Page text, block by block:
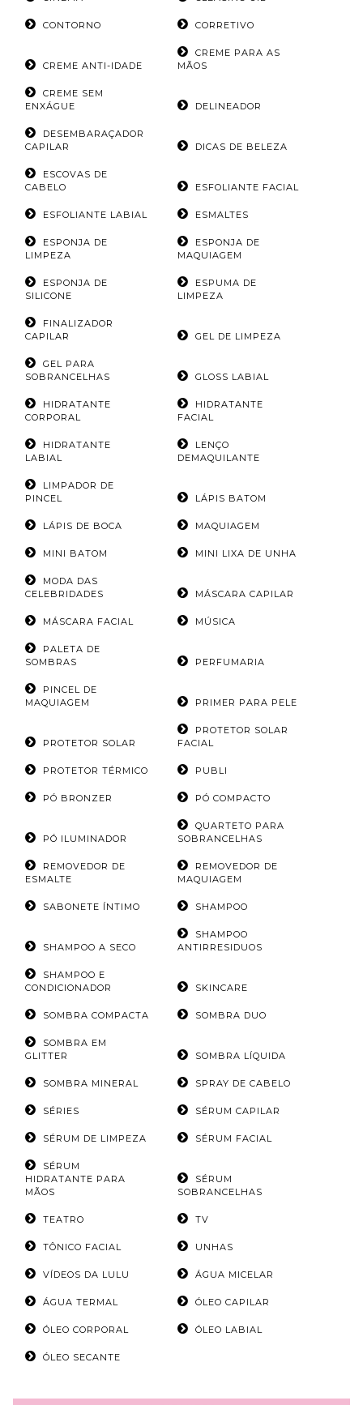
CONTORNO CORRETIVO
CREME ANTI-IDADE
CREME PARA AS
MÃOS
CREME SEM
ENXÁGUE
DELINEADOR
DESEMBARAÇADOR
CAPILAR
DICAS DE BELEZA
ESCOVAS DE
CABELO
ESFOLIANTE FACIAL
ESFOLIANTE LABIAL ESMALTES
ESPONJA DE
LIMPEZA
ESPONJA DE
MAQUIAGEM
ESPONJA DE
SILICONE
ESPUMA DE
LIMPEZA
FINALIZADOR
CAPILAR
GEL DE LIMPEZA
GEL PARA
SOBRANCELHAS
GLOSS LABIAL
HIDRATANTE
CORPORAL
HIDRATANTE
FACIAL
HIDRATANTE
LABIAL
LENÇO
DEMAQUILANTE
LIMPADOR DE
PINCEL
LÁPIS BATOM
LÁPIS DE BOCA MAQUIAGEM
MINI BATOM MINI LIXA DE UNHA
MODA DAS
CELEBRIDADES
MÁSCARA CAPILAR
MÁSCARA FACIAL MÚSICA
PALETA DE
SOMBRAS
PERFUMARIA
PINCEL DE
MAQUIAGEM
PRIMER PARA PELE
PROTETOR SOLAR
PROTETOR SOLAR
FACIAL
PROTETOR TÉRMICO PUBLI
PÓ BRONZER PÓ COMPACTO
PÓ ILUMINADOR
QUARTETO PARA
SOBRANCELHAS
REMOVEDOR DE
ESMALTE
REMOVEDOR DE
MAQUIAGEM
SABONETE ÍNTIMO SHAMPOO
SHAMPOO A SECO
SHAMPOO
ANTIRRESIDUOS
SHAMPOO E
CONDICIONADOR
SKINCARE
SOMBRA COMPACTA SOMBRA DUO
SOMBRA EM
GLITTER
SOMBRA LÍQUIDA
SOMBRA MINERAL SPRAY DE CABELO
SÉRIES SÉRUM CAPILAR
SÉRUM DE LIMPEZA SÉRUM FACIAL
SÉRUM
HIDRATANTE PARA
MÃOS
SÉRUM
SOBRANCELHAS
TEATRO TV
TÔNICO FACIAL UNHAS
VÍDEOS DA LULU ÁGUA MICELAR
ÁGUA TERMAL ÓLEO CAPILAR
ÓLEO CORPORAL ÓLEO LABIAL
ÓLEO SECANTE